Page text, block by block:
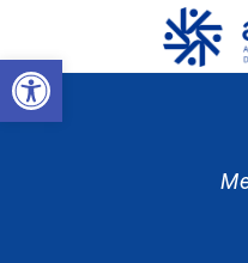
Abrir a barra